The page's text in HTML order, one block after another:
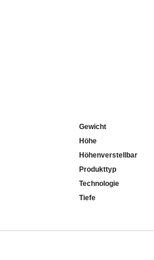
Gewicht
Höhe
Höhenverstellbar
Produkttyp
Technologie
Tiefe